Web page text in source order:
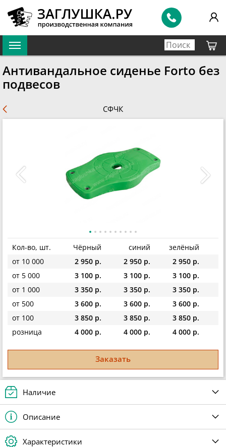
Антивандальное сиденье Forto без
подвесов
СФЧК
Кол-во, шт. Чёрный синий зелёный
от 10 000
2 950 р. 2 950 р. 2 950 р.
от 5 000
3 100 р. 3 100 р. 3 100 р.
от 1 000
3 350 р. 3 350 р. 3 350 р.
от 500
3 600 р. 3 600 р. 3 600 р.
от 100
3 850 р. 3 850 р. 3 850 р.
розница
4 000 р. 4 000 р. 4 000 р.
Заказать
Наличие
Описание
Характеристики